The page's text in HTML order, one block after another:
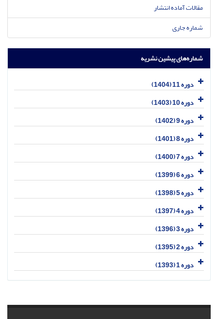
مقالات آماده انتشار
شماره جاری
شماره‌های پیشین نشریه
دوره 11 (1404)
دوره 10 (1403)
دوره 9 (1402)
دوره 8 (1401)
دوره 7 (1400)
دوره 6 (1399)
دوره 5 (1398)
دوره 4 (1397)
دوره 3 (1396)
دوره 2 (1395)
دوره 1 (1393)